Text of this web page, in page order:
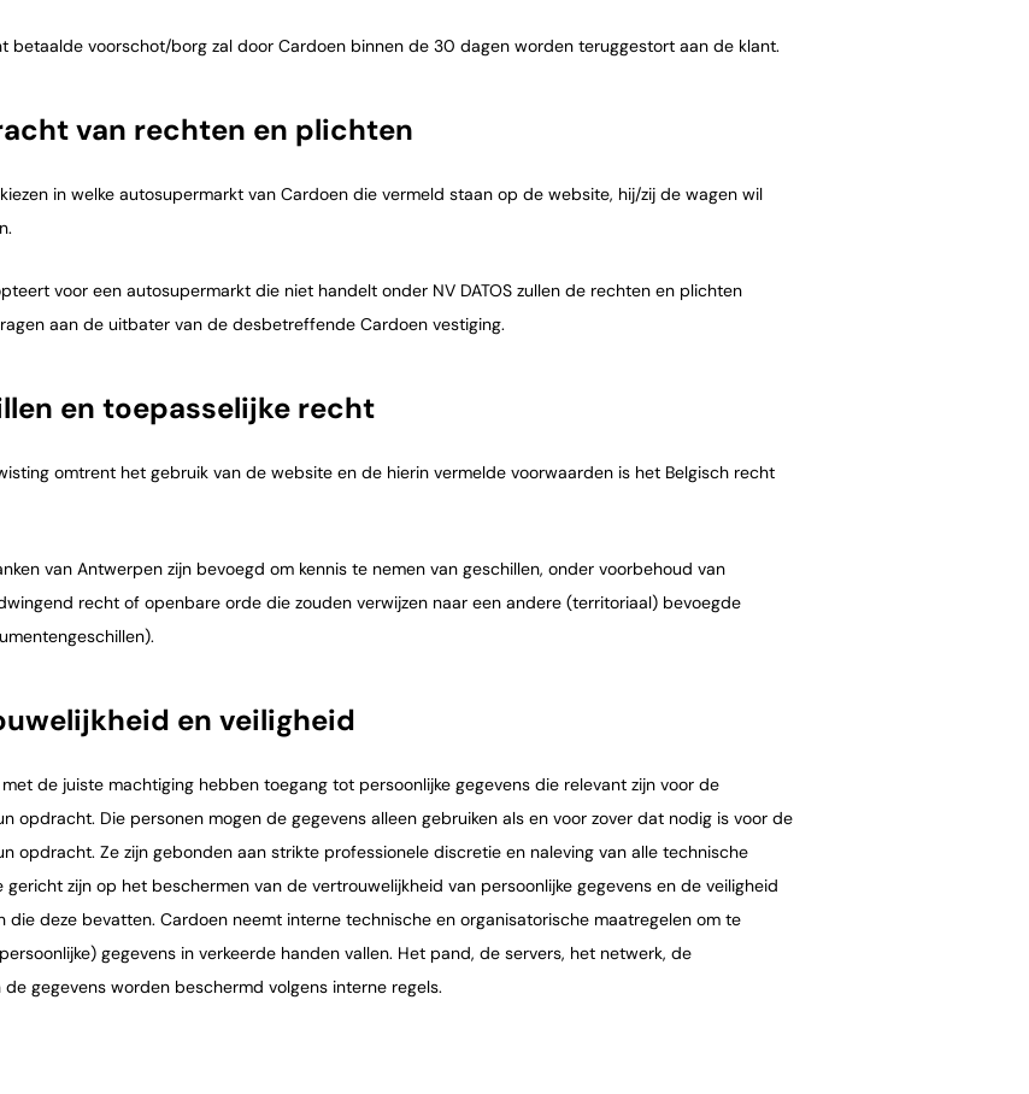
betaalde voorschot/borg zal door Cardoen binnen de 30 dagen worden teruggestort aan de klant.
van rechten en plichten
in welke autosupermarkt van Cardoen die vermeld staan op de website, hij/zij de wagen wil
voor een autosupermarkt die niet handelt onder NV DATOS zullen de rechten en plichten
aan de uitbater van de desbetreffende Cardoen vestiging.
en toepasselijke recht
omtrent het gebruik van de website en de hierin vermelde voorwaarden is het Belgisch recht
van Antwerpen zijn bevoegd om kennis te nemen van geschillen, onder voorbehoud van
recht of openbare orde die zouden verwijzen naar een andere (territoriaal) bevoegde
en veiligheid
de juiste machtiging hebben toegang tot persoonlijke gegevens die relevant zijn voor de
opdracht. Die personen mogen de gegevens alleen gebruiken als en voor zover dat nodig is voor de
opdracht. Ze zijn gebonden aan strikte professionele discretie en naleving van alle technische
zijn op het beschermen van de vertrouwelijkheid van persoonlijke gegevens en de veiligheid
die deze bevatten. Cardoen neemt interne technische en organisatorische maatregelen om te
gegevens in verkeerde handen vallen. Het pand, de servers, het netwerk, de
gegevens worden beschermd volgens interne regels.